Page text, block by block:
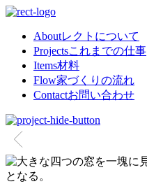
Aboutレクトについて
Projectsこれまでの仕事
Items材料
Flow家づくりの流れ
Contactお問い合わせ